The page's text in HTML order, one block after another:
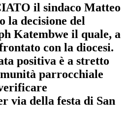
il sindaco Matteo
la decisione del
Katembwe il quale, a
con la diocesi.
positiva è a stretto
parrocchiale
via della festa di San